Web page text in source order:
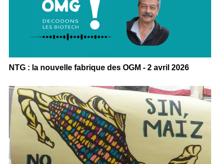
NTG : la nouvelle fabrique des OGM - 2 avril 2026